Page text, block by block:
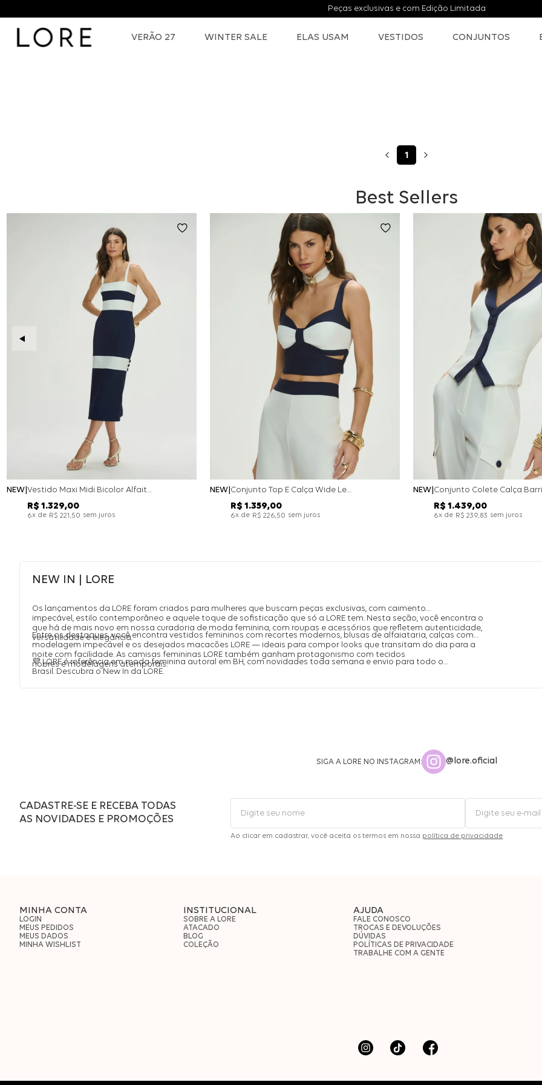
Peças exclusivas e com Edição Limitada
VERÃO 27 WINTER SALE ELAS USAM VESTIDOS CONJUNTOS
1
Best Sellers
NEW Vestido Maxi Midi Bicolor Alfaitaria Navy - Marinho
R$ 1.329,00
6x de R$ 221 ,50 sem juros
NEW Conjunto Top E Calça Wide Leg Bicolor Alfaitaria - Off White
R$ 1.359,00
6x de R$ 226,50 sem juros
NEW
R$ 1.439,00
6x de R$ 239,83 sem juros
NEW IN | LORE
Os lançamentos da LORE foram criados para mulheres que buscam peças exclusivas, com caimento
impecável, estilo contemporâneo e aquele toque de sofisticação que só a LORE tem. Nesta seção, você encontra o
que há de mais novo em nossa curadoria de moda feminina, com roupas e acessórios que refletem autenticidade,
versatilidade e elegância.
Entre os destaques, você encontra vestidos femininos com recortes modernos, blusas de alfaiataria, calças com
modelagem impecável e os desejados macacões LORE — ideais para compor looks que transitam do dia para a
noite com facilidade. As camisas femininas LORE também ganham protagonismo com tecidos
nobres e modelagens atemporais.
💜 LORE é referência em moda feminina autoral em BH, com novidades toda semana e envio para todo o
Brasil. Descubra o New In da LORE.
SIGA A LORE NO INSTAGRAM: @lore.oficial
CADASTRE-SE E RECEBA TODAS
AS NOVIDADES E PROMOÇÕES
Ao clicar em cadastrar, você aceita os termos em nossa política de privacidade
MINHA CONTA
LOGIN
MEUS PEDIDOS
MEUS DADOS
MINHA WISHLIST
INSTITUCIONAL
SOBRE A LORE
ATACADO
BLOG
COLEÇÃO
AJUDA
FALE CONOSCO
TROCAS E DEVOLUÇÕES
DÚVIDAS
POLÍTICAS DE PRIVACIDADE
TRABALHE COM A GENTE